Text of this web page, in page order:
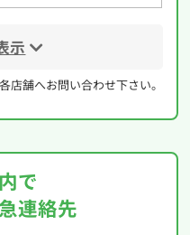
示
店舗へお問い合わせ下さい。
で
連絡先